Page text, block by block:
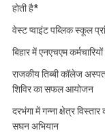
होती है*
वेस्ट प्वाइंट पब्लिक स्कूल
बिहार में एनएचएम
राजकीय तिब्बी कॉलेज
शिविर का सफल आयोजन
दरभंगा में गन्ना क्षेत्र
सघन अभियान